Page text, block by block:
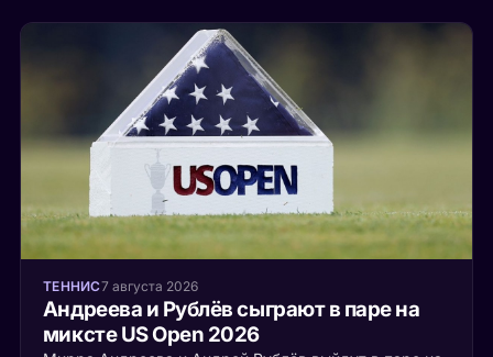
ТЕННИС7 августа 2026
Андреева и Рублёв сыграют в паре на
миксте US Open 2026